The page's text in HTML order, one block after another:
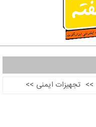
>> تجهیزات ایمنی >>